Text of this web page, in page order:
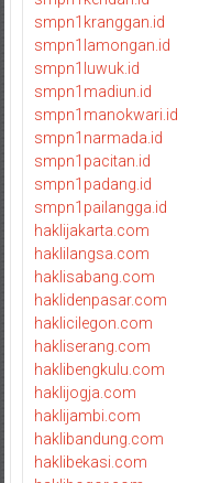
smpn1kranggan.id
smpn1lamongan.id
smpn1luwuk.id
smpn1madiun.id
smpn1manokwari.id
smpn1narmada.id
smpn1pacitan.id
smpn1padang.id
smpn1pailangga.id
haklijakarta.com
haklilangsa.com
haklisabang.com
haklidenpasar.com
haklicilegon.com
hakliserang.com
haklibengkulu.com
haklijogja.com
haklijambi.com
haklibandung.com
haklibekasi.com